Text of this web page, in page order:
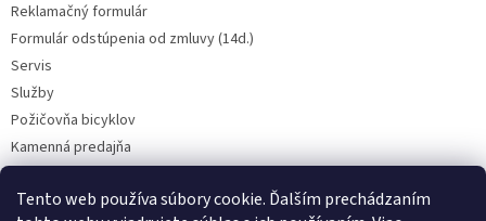
Tento web používa súbory cookie. Ďalším prechádzaním
Reklamačný formulár
Formulár odstúpenia od zmluvy (14d.)
Servis
Služby
Požičovňa bicyklov
Kamenná predajňa